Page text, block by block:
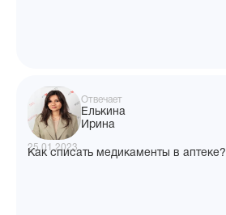
Отвечает
Елькина
Ирина
25.01.2023
Как списать медикаменты в аптеке?